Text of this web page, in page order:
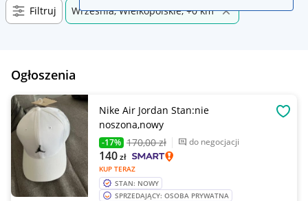
Filtruj Września, Wielkopolskie, +0 km
Ogłoszenia
Nike Air Jordan Stan:nie
noszona,nowy
-17% 170,00 zł do negocjacji
KUP TERAZ
140zł
STAN: NOWY
SPRZEDAJĄCY: OSOBA PRYWATNA